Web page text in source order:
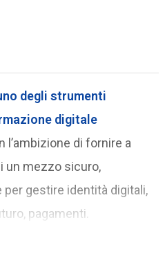
degli strumenti
digitale
l’ambizione di fornire a
un mezzo sicuro,
gestire identità digitali,
pagamenti.